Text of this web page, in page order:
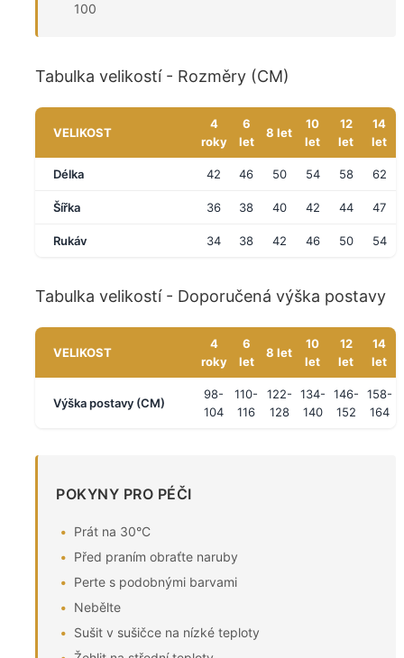
100
Tabulka velikostí - Rozměry (CM)
VELIKOST
4
roky
6
let
8 let
10
let
12
let
14
let
Délka 42 46 50 54 58 62
Šířka 36 38 40 42 44 47
Rukáv 34 38 42 46 50 54
Tabulka velikostí - Doporučená výška postavy
VELIKOST
4
roky
6
let
8 let
10
let
12
let
14
let
Výška postavy (CM)
98-
104
110-
116
122-
128
134-
140
146-
152
158-
164
POKYNY PRO PÉČI
Prát na 30°C
Před praním obraťte naruby
Perte s podobnými barvami
Nebělte
Sušit v sušičce na nízké teploty